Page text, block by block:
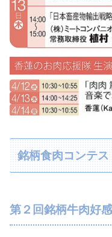
銘柄食肉コンテ
第２回銘柄牛肉好